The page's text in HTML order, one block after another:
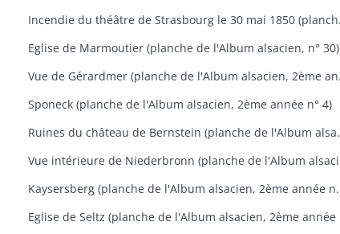
Incendie
Eglise de Marmoutier (planche de l'Album alsacien, n° 30)
Vue de
Sponeck (planche de l'Album alsacien, 2ème année n° 4)
Ruines du
Kaysersberg